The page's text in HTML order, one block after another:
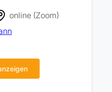
online (Zoom)